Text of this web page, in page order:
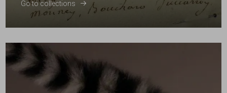
Go to collections